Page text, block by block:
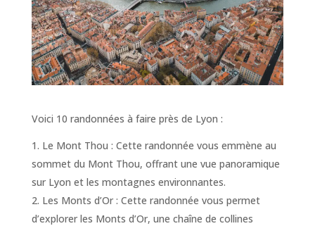
Voici 10 randonnées à faire près de Lyon :
Le Mont Thou : Cette randonnée vous emmène au
sommet du Mont Thou, offrant une vue panoramique
sur Lyon et les montagnes environnantes.
Les Monts d’Or : Cette randonnée vous permet
d’explorer les Monts d’Or, une chaîne de collines